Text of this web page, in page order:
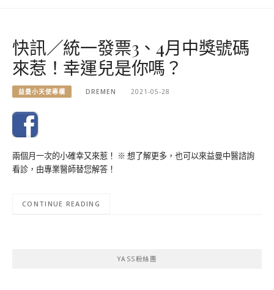
快訊／統一發票3、4月中獎號碼
來惹！幸運兒是你嗎？
益曼小天使專欄 DREMEN 2021-05-28
兩個月一次的小確幸又來惹！ ※ 想了解更多，也可以來益曼中醫諮詢
看診，由專業醫師替您解答！
CONTINUE READING
YASS粉絲團